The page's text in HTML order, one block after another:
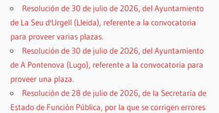
Resolución de 30 de julio de 2026, del Ayuntamiento
de La Seu d'Urgell (Lleida), referente a la convocatoria
para proveer varias plazas.
Resolución de 30 de julio de 2026, del Ayuntamiento
de A Pontenova (Lugo), referente a la convocatoria para
proveer una plaza.
Resolución de 28 de julio de 2026, de la Secretaría de
Estado de Función Pública, por la que se corrigen errores